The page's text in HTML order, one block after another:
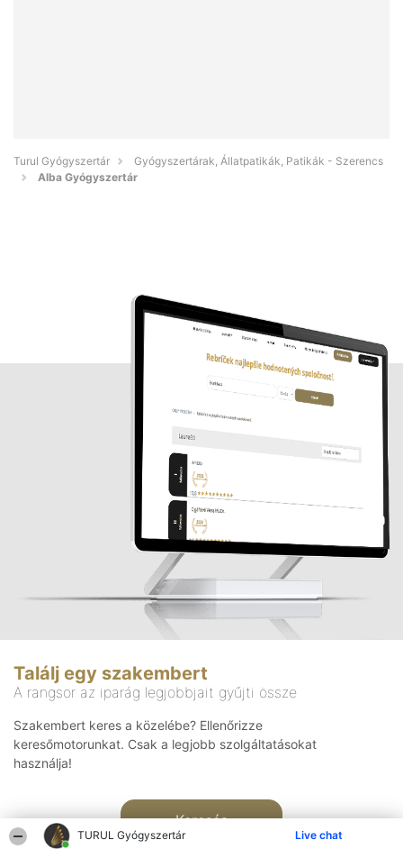
TURUL Gyógyszertár Live chat
Turul Gyógyszertár
Gyógyszertárak, Állatpatikák, Patikák - Szerencs
Alba Gyógyszertár
Találj egy szakembert
A rangsor az iparág legjobbjait gyűjti össze
Szakembert keres a közelébe? Ellenőrizze
keresőmotorunkat. Csak a legjobb szolgáltatásokat
használja!
Keresés